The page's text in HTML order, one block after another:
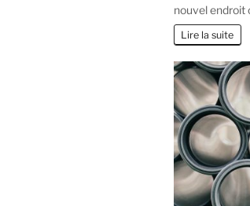
nouvel endroit
Lire la suite